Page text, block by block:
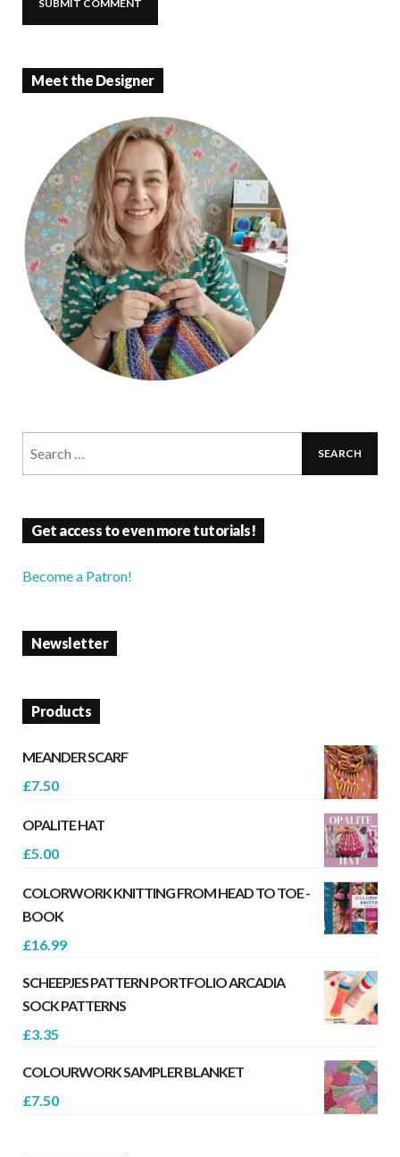
Meet the Designer
Get access to even more tutorials!
Become a Patron!
Newsletter
Products
MEANDER SCARF
£7.50
OPALITE HAT
£5.00
COLORWORK KNITTING FROM HEAD TO TOE -
BOOK
£16.99
SCHEEPJES PATTERN PORTFOLIO ARCADIA
SOCK PATTERNS
£3.35
COLOURWORK SAMPLER BLANKET
£7.50